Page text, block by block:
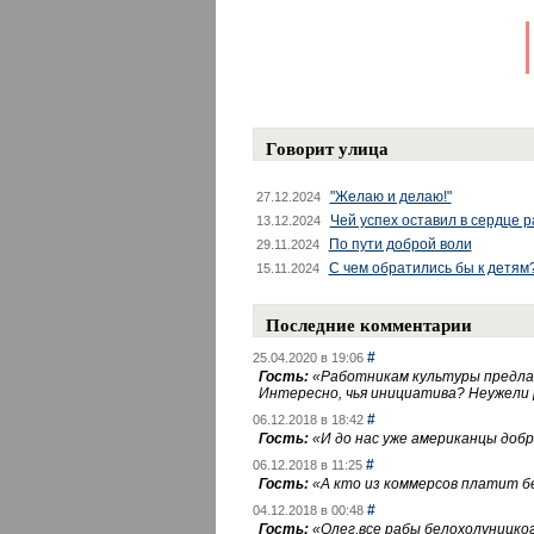
Говорит улица
27.12.2024 "Желаю и делаю!"
13.12.2024 Чей успех оставил в сердце
29.11.2024 По пути доброй воли
15.11.2024 С чем обратились бы к
Последние комментарии
25.04.2020 в 19:06 #
Гость: «Работникам культуры
Интересно, чья инициатива?
06.12.2018 в 18:42 #
Гость: «И до нас уже американцы
06.12.2018 в 11:25 #
Гость: «А кто из коммерсов платит
04.12.2018 в 00:48 #
Гость: «Олег,все рабы